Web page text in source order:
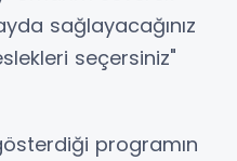
sağlayacağınız
seçersiniz"
programın